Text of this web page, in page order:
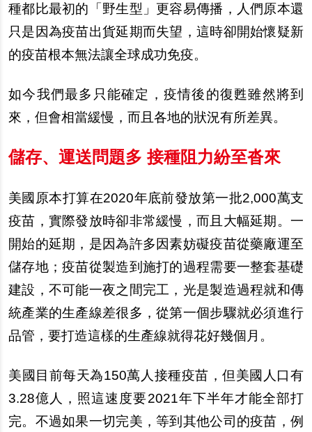
種都比最初的「野生型」更容易傳播，人們原本還
只是因為疫苗出貨延期而失望，這時卻開始懷疑新
的疫苗根本無法讓全球成功免疫。
如今我們最多只能確定，疫情後的復甦雖然將到
來，但會相當緩慢，而且各地的狀況有所差異。
儲存、運送問題多 接種阻力紛至沓來
美國原本打算在2020年底前發放第一批2,000萬支
疫苗，實際發放時卻非常緩慢，而且大幅延期。一
開始的延期，是因為許多因素妨礙疫苗從藥廠運至
儲存地；疫苗從製造到施打的過程需要一整套基礎
建設，不可能一夜之間完工，光是製造過程就和傳
統產業的生產線差很多，從第一個步驟就必須進行
品管，要打造這樣的生產線就得花好幾個月。
美國目前每天為150萬人接種疫苗，但美國人口有
3.28億人，照這速度要2021年下半年才能全部打
完。不過如果一切完美，等到其他公司的疫苗，例